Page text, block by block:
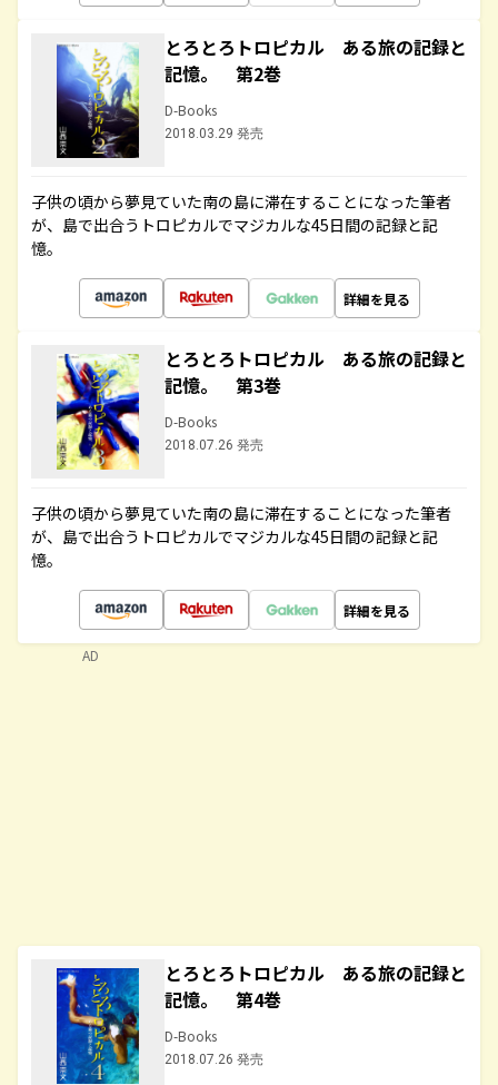
とろとろトロピカル ある旅の記録と
記憶。 第2巻
D-Books
2018.03.29 発売
子供の頃から夢見ていた南の島に滞在することになった筆者
が、島で出合うトロピカルでマジカルな45日間の記録と記
憶。
詳細を見る
とろとろトロピカル ある旅の記録と
記憶。 第3巻
D-Books
2018.07.26 発売
子供の頃から夢見ていた南の島に滞在することになった筆者
が、島で出合うトロピカルでマジカルな45日間の記録と記
憶。
詳細を見る
とろとろトロピカル ある旅の記録と
記憶。 第4巻
D-Books
2018.07.26 発売
AD